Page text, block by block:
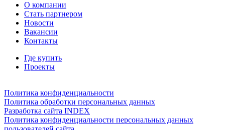
О компании
Стать партнером
Новости
Вакансии
Контакты
Где купить
Проекты
Политика конфиденциальности
Политика обработки персональных данных
Разработка сайта INDEX
Политика конфиденциальности персональных данных